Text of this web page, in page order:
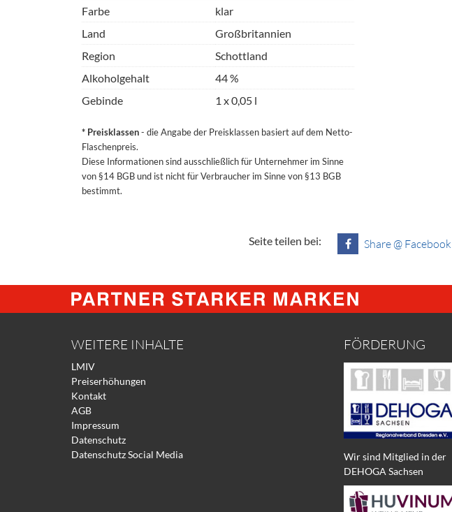
Farbe
klar
Land
Großbritannien
Region
Schottland
Alkoholgehalt
44 %
Gebinde
1 x 0,05 l
* Preisklassen- die Angabe der Preisklassen basiert auf dem Netto-
Flaschenpreis.
Diese Informationen sind ausschließlich für Unternehmer im Sinne
von §14 BGB und ist nicht für Verbraucher im Sinne von §13 BGB
bestimmt.
Seite teilen bei: Share @ Facebook
WEITERE INHALTE
LMIV
Preiserhöhungen
Kontakt
AGB
Impressum
Datenschutz
Datenschutz Social Media
FÖRDERUNG
Wir sind Mitglied in der
DEHOGA Sachsen